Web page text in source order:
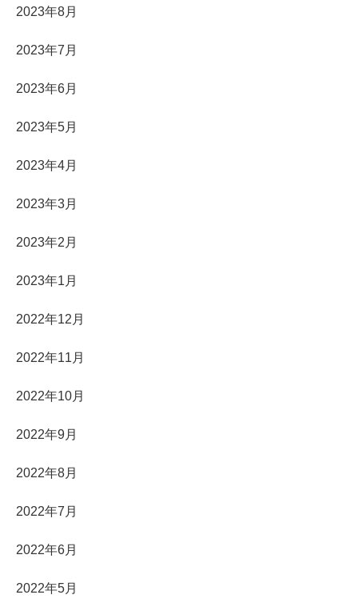
2023年8月
2023年7月
2023年6月
2023年5月
2023年4月
2023年3月
2023年2月
2023年1月
2022年12月
2022年11月
2022年10月
2022年9月
2022年8月
2022年7月
2022年6月
2022年5月